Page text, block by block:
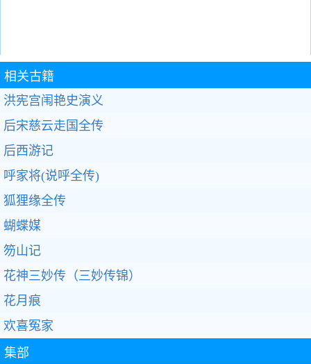
相关古籍
洪宪宫闱艳史演义
后宋慈云走国全传
后西游记
呼家将(说呼全传)
狐狸缘全传
蝴蝶媒
笏山记
花神三妙传（三妙传锦）
花月痕
欢喜冤家
集部